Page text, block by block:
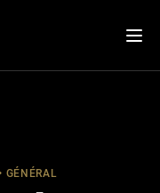
GÉNÉRAL